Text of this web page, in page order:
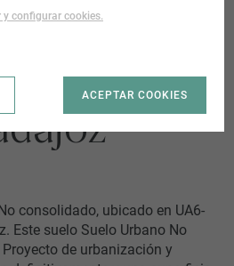
|
consolidado, ubicado en UA6-
Este suelo Suelo Urbano No
de urbanización y
y configurar cookies.
ACEPTAR COOKIES